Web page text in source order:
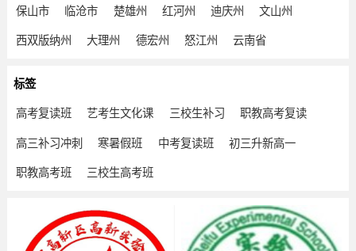
保山市 临沧市 楚雄州 红河州 迪庆州 文山州
西双版纳州 大理州 德宏州 怒江州 云南省
标签
高考复读班 艺考生文化课 三校生补习 职教高考复读
高三补习冲刺 寒暑假班 中考复读班 初三升新高一
职教高考班 三校生高考班